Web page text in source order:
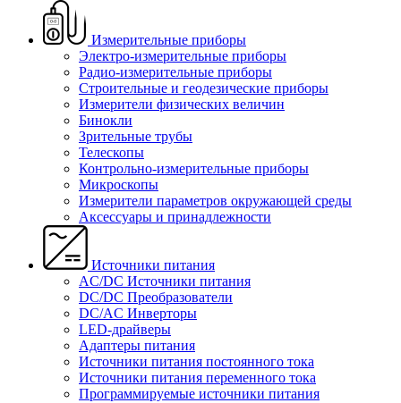
Измерительные приборы
Электро-измерительные приборы
Радио-измерительные приборы
Строительные и геодезические приборы
Измерители физических величин
Бинокли
Зрительные трубы
Телескопы
Контрольно-измерительные приборы
Микроскопы
Измерители параметров окружающей среды
Аксессуары и принадлежности
Источники питания
AC/DC Источники питания
DC/DC Преобразователи
DC/AC Инверторы
LED-драйверы
Адаптеры питания
Источники питания постоянного тока
Источники питания переменного тока
Программируемые источники питания